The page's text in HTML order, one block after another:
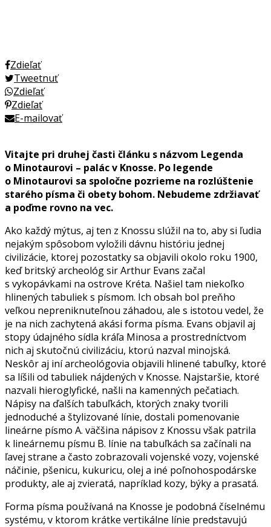
Zdieľať
Tweetnuť
Zdieľať
Zdieľať
E-mailovať
Vitajte pri druhej časti článku s názvom Legenda
o Minotaurovi – palác v Knosse. Po legende
o Minotaurovi sa spoločne pozrieme na rozlúštenie
starého písma či obety bohom. Nebudeme zdržiavať
a poďme rovno na vec.
Ako každý mýtus, aj ten z Knossu slúžil na to, aby si ľudia
nejakým spôsobom vyložili dávnu históriu jednej
civilizácie, ktorej pozostatky sa objavili okolo roku 1900,
keď britský archeológ sir Arthur Evans začal
s vykopávkami na ostrove Kréta. Našiel tam niekoľko
hlinených tabuliek s písmom. Ich obsah bol preňho
veľkou nepreniknuteľnou záhadou, ale s istotou vedel, že
je na nich zachytená akási forma písma. Evans objavil aj
stopy údajného sídla kráľa Minosa a prostredníctvom
nich aj skutočnú civilizáciu, ktorú nazval minojská.
Neskôr aj iní archeológovia objavili hlinené tabuľky, ktoré
sa líšili od tabuliek nájdených v Knosse. Najstaršie, ktoré
nazvali hieroglyfické, našli na kamenných pečatiach.
Nápisy na ďalších tabuľkách, ktorých znaky tvorili
jednoduché a štylizované línie, dostali pomenovanie
lineárne písmo A. väčšina nápisov z Knossu však patrila
k lineárnemu písmu B. línie na tabuľkách sa začínali na
ľavej strane a často zobrazovali vojenské vozy, vojenské
náčinie, pšenicu, kukuricu, olej a iné poľnohospodárske
produkty, ale aj zvieratá, napríklad kozy, býky a prasatá.
Forma písma používaná na Knosse je podobná číselnému
systému, v ktorom krátke vertikálne línie predstavujú